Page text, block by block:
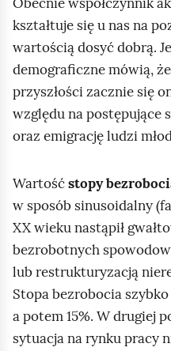
i
ć
p
o
d
g
ą
d
Obecnie współczynnik
kształtuje się u nas na
wartością dosyć dobrą.
demograficzne mówią,
przyszłości zacznie się
względu na postępujące
oraz emigrację ludzi
Wartośćstopy
w sposób sinusoidalny
XX wieku nastąpił
bezrobotnych
lub restrukturyzacją
Stopa bezrobocia
a potem 15%. W drugiej
sytuacja na rynku pracy